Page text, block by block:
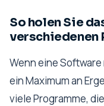
So holen Sie
verschiedenen
Wenn eine
ein Maximum an
viele Programme,